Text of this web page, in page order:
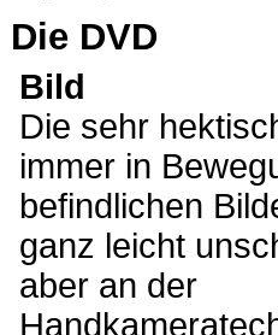
Die DVD
Bild
Die sehr
immer in
befindlichen
ganz leicht
aber an der